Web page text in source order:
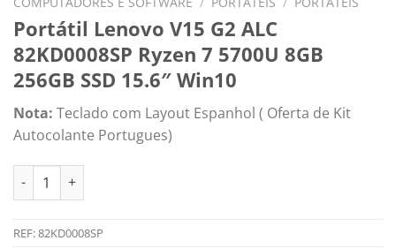
Portátil Lenovo V15 G2 ALC
82KD0008SP Ryzen 7 5700U 8GB
256GB SSD 15.6″ Win10
Nota: Teclado com Layout Espanhol ( Oferta de Kit
Autocolante Portugues)
Quantidade de Portátil Lenovo V15 G2 ALC 82KD0008SP
REF:82KD0008SP